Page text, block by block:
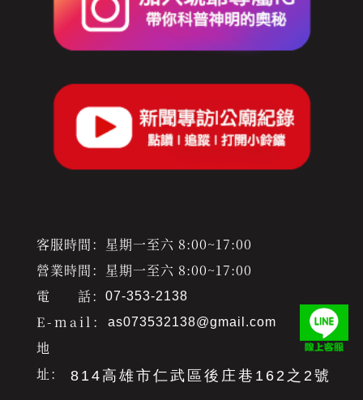
客服時間：星期一至六 8:00~17:00
營業時間：星期一至六 8:00~17:00
電 話：
07-353-2138
E-mail： as073532138@gmail.com
地
址：
814高雄市仁武區後庄巷162之2號